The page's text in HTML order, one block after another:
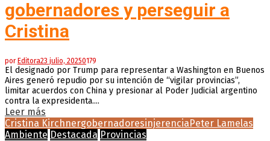
gobernadores y perseguir a
Cristina
porEditora23 julio, 20250179
El designado por Trump para representar a Washington en Buenos
Aires generó repudio por su intención de “vigilar provincias”,
limitar acuerdos con China y presionar al Poder Judicial argentino
contra la expresidenta....
Leer más
Cristina KirchnergobernadoresinjerenciaPeter Lamelas
Ambiente Destacada Provincias